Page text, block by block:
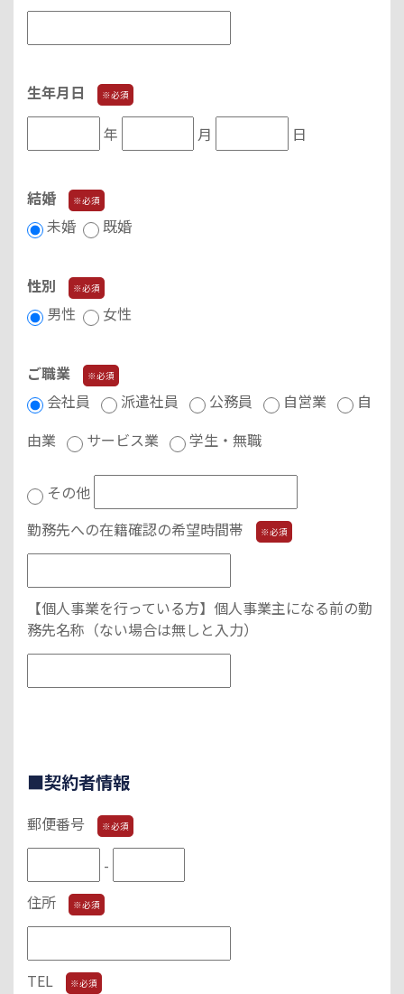
生年月日 ※必須
年 月 日
結婚 ※必須
未婚 既婚
性別 ※必須
男性 女性
ご職業 ※必須
会社員 派遣社員 公務員 自営業
自
由業
サービス業 学生・無職
その他
勤務先への在籍確認の希望時間帯
※必須
【個人事業を行っている方】個人事業主になる前の勤
務先名称（ない場合は無しと入力）
■契約者情報
郵便番号 ※必須
-
住所
※必須
TEL ※必須